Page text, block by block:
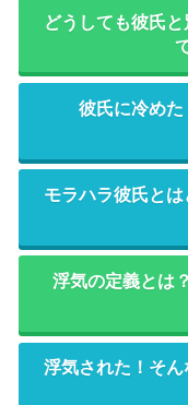
どうしても彼氏
彼氏に冷めた
モラハラ彼氏と
浮気の定義とは
浮気された！そ